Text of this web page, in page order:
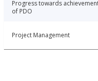
Progress towards
of PDO
Project Management